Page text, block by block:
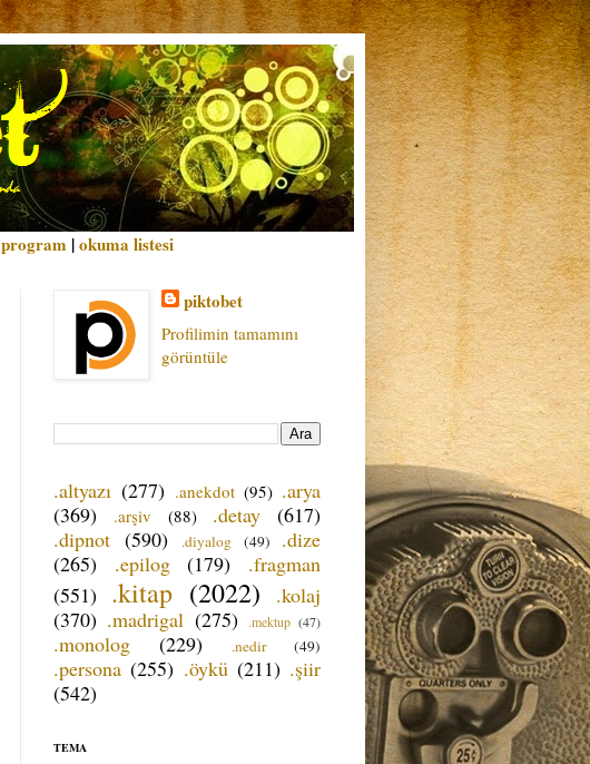
program |okuma listesi
piktobet
Profilimin tamamını
görüntüle
.altyazı (277) .anekdot (95) .arya
(369)
.arşiv (88) .detay
(617)
.dipnot (590) .diyalog (49)
.dize
(265)
.epilog (179)
.fragman
(551) .kitap (2022)
.kolaj
(370) .madrigal (275) .mektup (47)
.monolog (229) .nedir (49)
.persona (255) .öykü (211) .şiir
(542)
TEMA